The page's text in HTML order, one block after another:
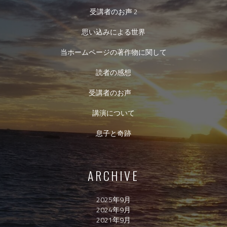
受講者のお声 2
思い込みによる世界
当ホームページの著作物に関して
読者の感想
受講者のお声
講演について
息子と奇跡
ARCHIVE
2025年9月
2024年9月
2021年9月